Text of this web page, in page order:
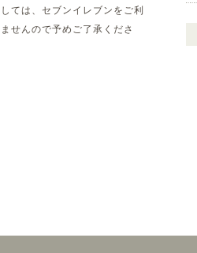
ては、セブンイレブンをご利
せんので予めご了承くださ